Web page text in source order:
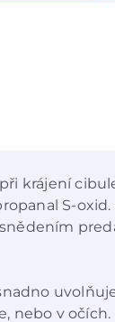
krájení
S-oxid.
nebo v očích.